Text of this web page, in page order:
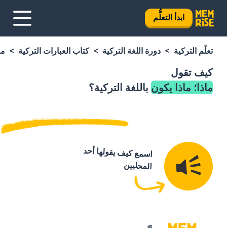
ابدأ التعلُّم
تعلَّم التركية دورة اللغة التركية كتاب العبارات التركية
كيف تقول
ماذا؛ ماذا يكون باللغة التركية؟
اسمع كيف يقولها أحد
المحليين